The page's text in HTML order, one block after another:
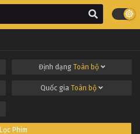
Định dạng Toàn bộ
Quốc gia Toàn bộ
Lọc Phim